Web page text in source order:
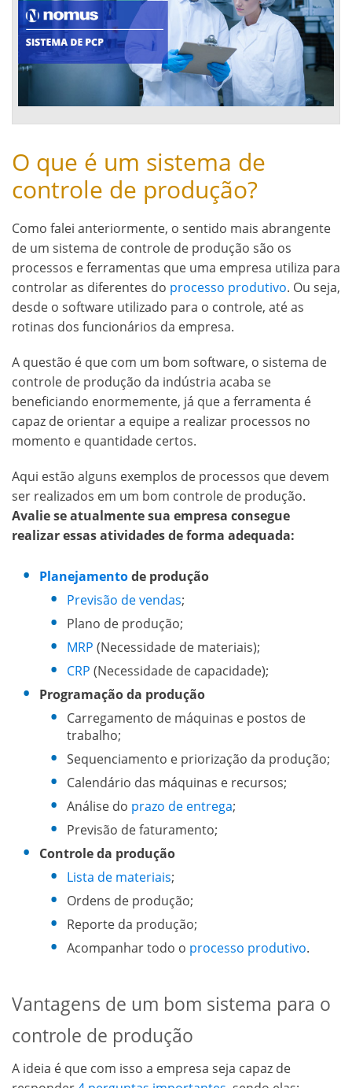
O que é um sistema de
controle de produção?
Como falei anteriormente, o sentido mais abrangente
de um sistema de controle de produção são os
processos e ferramentas que uma empresa utiliza para
controlar as diferentes do processo produtivo. Ou seja,
desde o software utilizado para o controle, até as
rotinas dos funcionários da empresa.
A questão é que com um bom software, o sistema de
controle de produção da indústria acaba se
beneficiando enormemente, já que a ferramenta é
capaz de orientar a equipe a realizar processos no
momento e quantidade certos.
Aqui estão alguns exemplos de processos que devem
ser realizados em um bom controle de produção.
Avalie se atualmente sua empresa consegue
realizar essas atividades de forma adequada:
Planejamentode produção
Previsão de vendas;
Plano de produção;
MRP (Necessidade de materiais);
CRP (Necessidade de capacidade);
Programação da produção
Carregamento de máquinas e postos de
trabalho;
Sequenciamento e priorização da produção;
Calendário das máquinas e recursos;
Análise do prazo de entrega;
Previsão de faturamento;
Controle da produção
Lista de materiais;
Ordens de produção;
Reporte da produção;
Acompanhar todo o processo produtivo.
Vantagens de um bom sistema para o
controle de produção
A ideia é que com isso a empresa seja capaz de